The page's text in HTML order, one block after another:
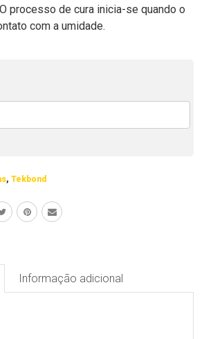
processo de cura inicia-se quando o
com a umidade.
, Tekbond
Informação adicional